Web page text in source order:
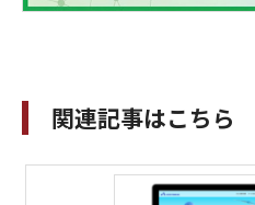
関連記事はこちら